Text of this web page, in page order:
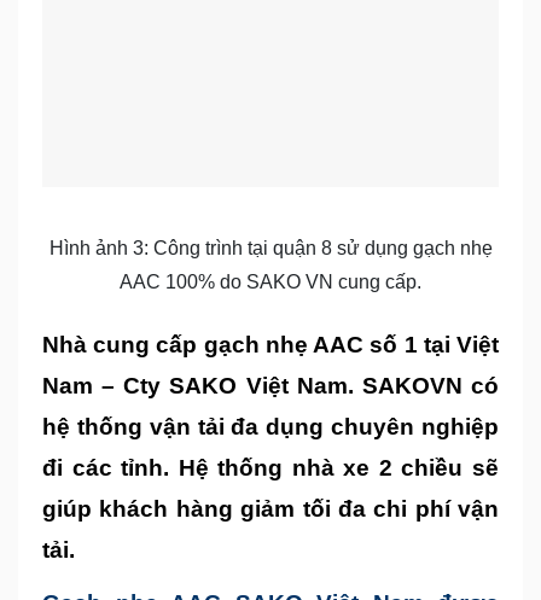
Hình ảnh 3: Công trình tại quận 8 sử dụng gạch nhẹ
AAC 100% do SAKO VN cung cấp.
Nhà cung cấp gạch nhẹ AAC số 1 tại Việt
Nam – Cty SAKO Việt Nam. SAKOVN có
hệ thống vận tải đa dụng chuyên nghiệp
đi các tỉnh. Hệ thống nhà xe 2 chiều sẽ
giúp khách hàng giảm tối đa chi phí vận
tải.